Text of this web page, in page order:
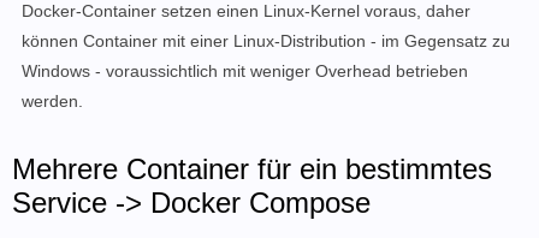
Docker-Container setzen einen Linux-Kernel voraus, daher
können Container mit einer Linux-Distribution - im Gegensatz zu
Windows - voraussichtlich mit weniger Overhead betrieben
werden.
Mehrere Container für ein bestimmtes
Service -> Docker Compose